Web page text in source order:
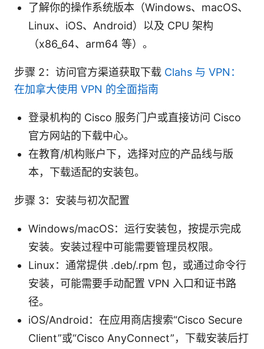
了解你的操作系统版本（Windows、macOS、
Linux、iOS、Android）以及 CPU 架构
（x86_64、arm64 等）。
步骤 2：访问官方渠道获取下载 Clahs 与 VPN：
在加拿大使用 VPN 的全面指南
登录机构的 Cisco 服务门户或直接访问 Cisco
官方网站的下载中心。
在教育/机构账户下，选择对应的产品线与版
本，下载适配的安装包。
步骤 3：安装与初次配置
Windows/macOS：运行安装包，按提示完成
安装。安装过程中可能需要管理员权限。
Linux：通常提供 .deb/.rpm 包，或通过命令行
安装，可能需要手动配置 VPN 入口和证书路
径。
iOS/Android：在应用商店搜索“Cisco Secure
Client”或“Cisco AnyConnect”，下载安装后打